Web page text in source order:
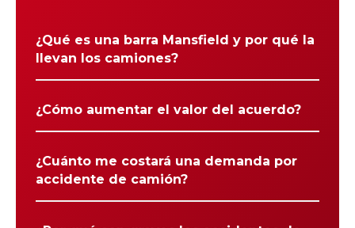
¿Qué es una barra Mansfield y por qué la
llevan los camiones?
¿Cómo aumentar el valor del acuerdo?
¿Cuánto me costará una demanda por
accidente de camión?